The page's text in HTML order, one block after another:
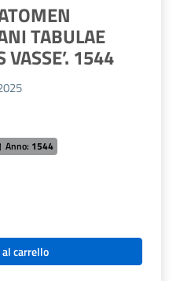
TABULAE
1544
Anno: 1544
carrello